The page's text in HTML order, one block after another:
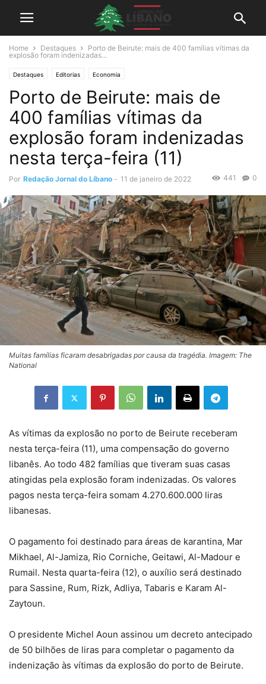
Home Destaques
Porto de Beirute: mais de 400 famílias vítimas da
explosão foram indenizadas...
Destaques Editorias Economia
Porto de Beirute: mais de
400 famílias vítimas da
explosão foram indenizadas
nesta terça-feira (11)
Por Redação Jornal do Líbano - 11 de janeiro de 2022 0
441
Muitas famílias ficaram desabrigadas por causa da tragédia. Imagem: The
National
As vítimas da explosão no porto de Beirute receberam
nesta terça-feira (11), uma compensação do governo
libanês. Ao todo 482 famílias que tiveram suas casas
atingidas pela explosão foram indenizadas. Os valores
pagos nesta terça-feira somam 4.270.600.000 liras
libanesas.
O pagamento foi destinado para áreas de karantina, Mar
Mikhael, Al-Jamiza, Rio Corniche, Geitawi, Al-Madour e
Rumail. Nesta quarta-feira (12), o auxílio será destinado
para Sassine, Rum, Rizk, Adliya, Tabaris e Karam Al-
Zaytoun.
O presidente Michel Aoun assinou um decreto antecipado
de 50 bilhões de liras para completar o pagamento da
indenização às vítimas da explosão do porto de Beirute.